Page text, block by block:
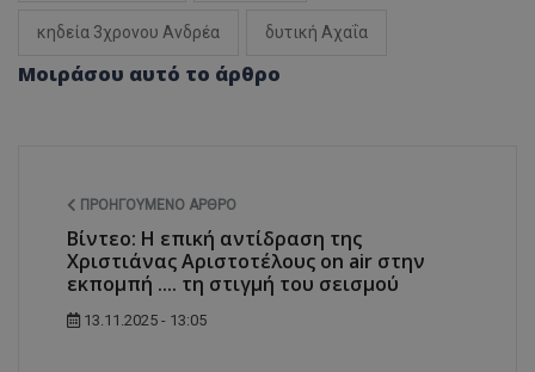
κηδεία 3χρονου Ανδρέα δυτική Αχαΐα
Μοιράσου αυτό το άρθρο
ΠΡΟΗΓΟΎΜΕΝΟ ΆΡΘΡΟ
Βίντεο: Η επική αντίδραση της
Χριστιάνας Αριστοτέλους on air στην
εκπομπή .... τη στιγμή του σεισμού
13.11.2025 - 13:05